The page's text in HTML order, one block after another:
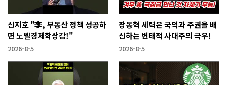
신지호 "李, 부동산 정책 성공하
면 노벨경제학상감!"
2026-8-5
장동혁 세력은 국익과 주권을 배
신하는 변태적 사대주의 극우!
2026-8-5